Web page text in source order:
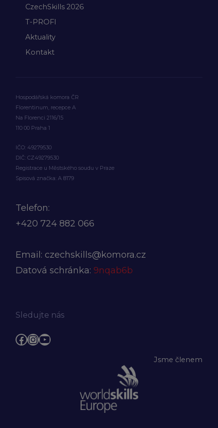
CzechSkills 2026
T-PROFI
Aktuality
Kontakt
Hospodářská komora ČR
Florentinum, recepce A
Na Florenci 2116/15
110 00 Praha 1
IČO: 49279530
DIČ: CZ49279530
Registrace u Městského soudu v Praze
Spisová značka: A 8179
Telefon:
+420 724 882 066
Email: czechskills@komora.cz
Datová schránka: 9nqab6b
Sledujte nás
Facebook
Instagram
YouTube
Jsme členem